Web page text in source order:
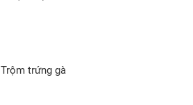
Trộm trứng gà